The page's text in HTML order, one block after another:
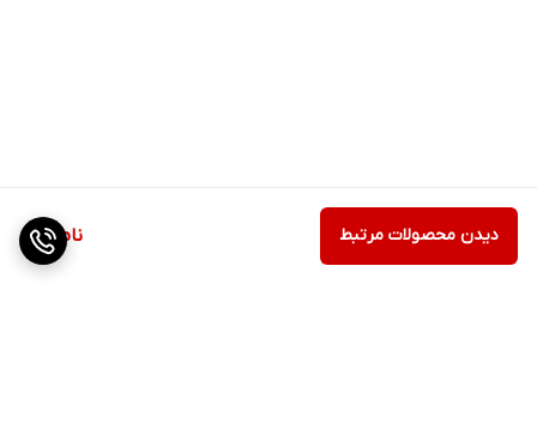
ناموجود دیدن محصولات مرتبط